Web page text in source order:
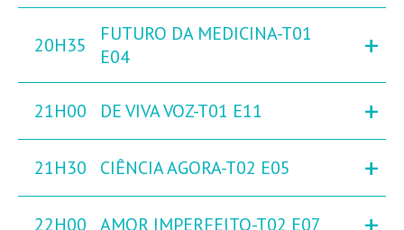
20H35
FUTURO DA MEDICINA-T01
E04
+
21H00 DE VIVA VOZ-T01 E11 +
21H30 CIÊNCIA AGORA-T02 E05 +
22H00 AMOR IMPERFEITO-T02 E07